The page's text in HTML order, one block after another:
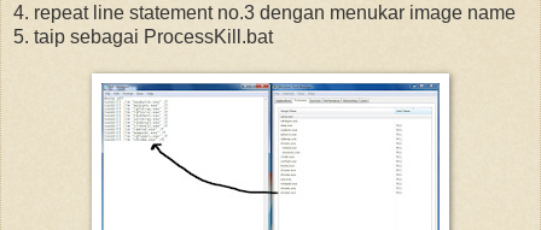
4. repeat line statement no.3 dengan menukar image name
5. taip sebagai ProcessKill.bat